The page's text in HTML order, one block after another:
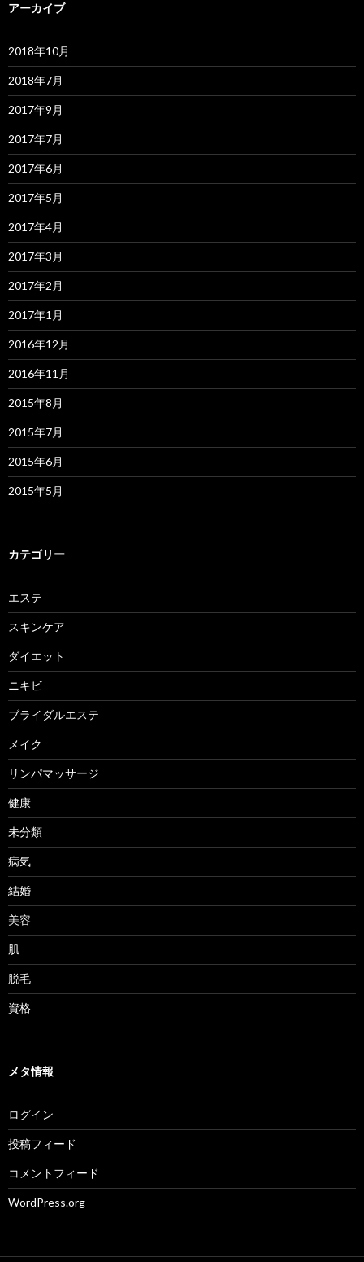
アーカイブ
2018年10月
2018年7月
2017年9月
2017年7月
2017年6月
2017年5月
2017年4月
2017年3月
2017年2月
2017年1月
2016年12月
2016年11月
2015年8月
2015年7月
2015年6月
2015年5月
カテゴリー
エステ
スキンケア
ダイエット
ニキビ
ブライダルエステ
メイク
リンパマッサージ
健康
未分類
病気
結婚
美容
肌
脱毛
資格
メタ情報
ログイン
投稿フィード
コメントフィード
WordPress.org